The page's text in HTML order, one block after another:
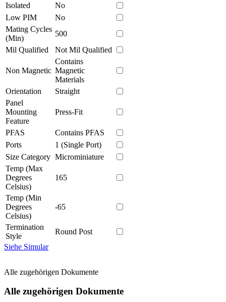
Isolated
No
Low PIM
No
Mating Cycles
(Min)
500
Mil Qualified
Not Mil Qualified
Non Magnetic
Contains
Magnetic
Materials
Orientation
Straight
Panel
Mounting
Feature
Press-Fit
PFAS
Contains PFAS
Ports
1 (Single Port)
Size Category Microminiature
Temp (Max
Degrees
Celsius)
165
Temp (Min
Degrees
Celsius)
-65
Termination
Style
Round Post
Siehe Simular
Alle zugehörigen Dokumente
Alle zugehörigen Dokumente